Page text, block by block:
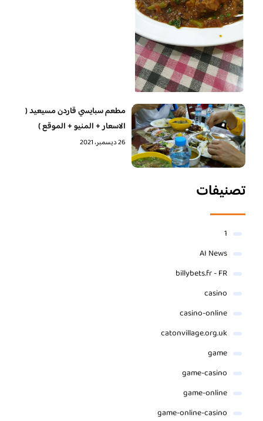
مطعم سبايسي قاردن مسيعيد (
الاسعار + المنيو + الموقع )
26 ديسمبر، 2021
تصنيفات
1
AI News
billybets.fr - FR
casino
casino-online
catonvillage.org.uk
game
game-casino
game-online
game-online-casino